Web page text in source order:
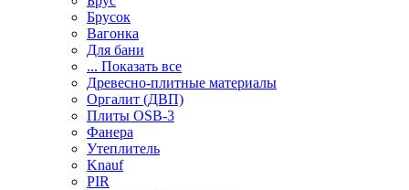
Брусок
Вагонка
Для бани
... Показать все
Древесно-плитные материалы
Оргалит (ДВП)
Плиты OSB-3
Фанера
Утеплитель
Knauf
PIR